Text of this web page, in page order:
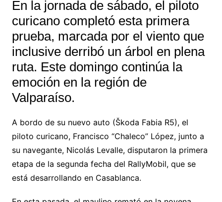
En la jornada de sábado, el piloto
curicano completó esta primera
prueba, marcada por el viento que
inclusive derribó un árbol en plena
ruta. Este domingo continúa la
emoción en la región de
Valparaíso.
A bordo de su nuevo auto (Škoda Fabia R5), el
piloto curicano, Francisco “Chaleco” López, junto a
su navegante, Nicolás Levalle, disputaron la primera
etapa de la segunda fecha del RallyMobil, que se
está desarrollando en Casablanca.